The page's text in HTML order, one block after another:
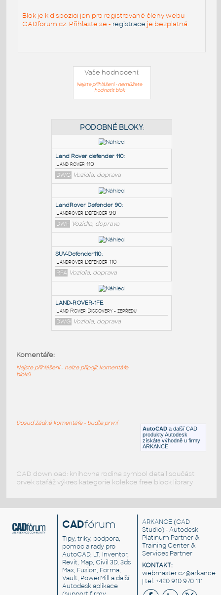
Blok je k dispozici jen pro registrované členy webu
CADforum.cz. Přihlaste se - registrace je bezplatná.
Vaše hodnocení:
Nejste přihlášeni - nemůžete
hodnotit blok
PODOBNÉ BLOKY
Land Rover defender 110:
Land rover 110
DWG Vozidla, doprava
LandRover Defender 90
Landrover Defender 90
DWF Vozidla, doprava
RFA Vozidla, doprava
AutoCAD a další CAD
produkty Autodesk
získáte výhodně u firmy
ARKANCE
Komentáře:
Nejste přihlášeni - nelze připojit komentáře
bloků
Dosud žádné komentáře - buďte první
CAD download: knihovna rodina symbol detail součást
prvek stafáž výkres kategorie kolekce free block library
CADfórum
Tipy, triky, podpora,
pomoc a rady pro
AutoCAD, LT, Inventor,
Revit, Map, Civil 3D, 3ds
Max, Fusion, Forma,
Vault, PowerMill a další
Autodesk aplikace
ARKANCE (CAD
Studio) - Autodesk
Platinum Partner &
Training Center &
Services Partner
KONTAKT:
| tel. +420 910 970 111